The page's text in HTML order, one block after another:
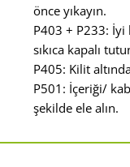
önce yıkayın.
P403 + P233: İyi
sıkıca kapalı
P405: Kilit
P501: İçeriği/
şekilde ele alın.